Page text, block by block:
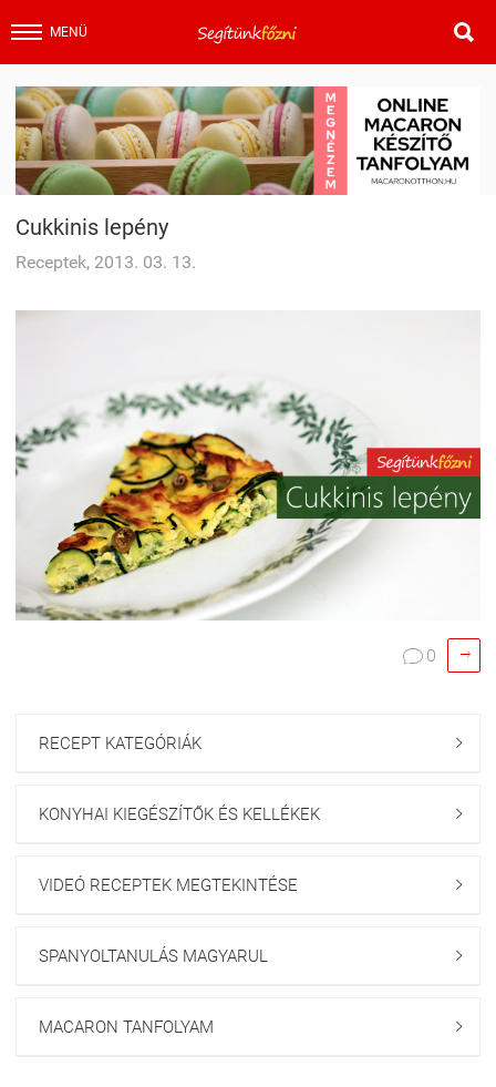
MENÜ 
Cukkinis lepény
Receptek, 2013. 03. 13.
 0 
RECEPT KATEGÓRIÁK 
KONYHAI KIEGÉSZÍTŐK ÉS KELLÉKEK 
VIDEÓ RECEPTEK MEGTEKINTÉSE 
SPANYOLTANULÁS MAGYARUL 
MACARON TANFOLYAM 